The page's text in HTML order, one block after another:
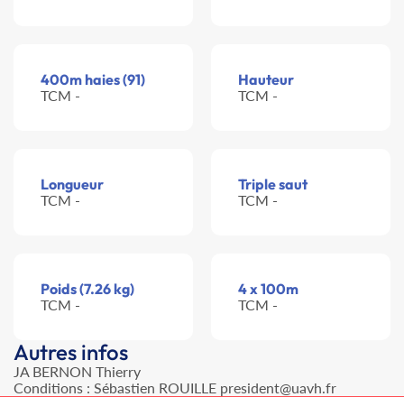
400m haies (91)
TCM -
Hauteur
TCM -
Longueur
TCM -
Triple saut
TCM -
Poids (7.26 kg)
TCM -
4 x 100m
TCM -
Autres infos
JA BERNON Thierry
Conditions : Sébastien ROUILLE president@uavh.fr